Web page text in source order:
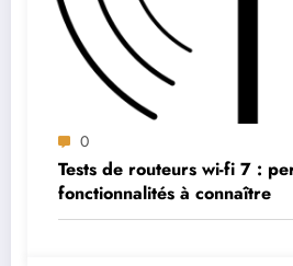
0
Tests de routeurs wi-fi 7 :
fonctionnalités à connaître